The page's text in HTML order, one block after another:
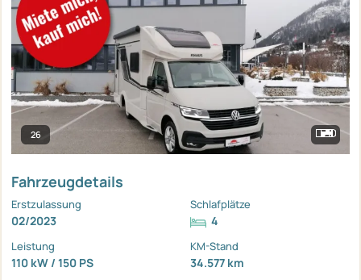
26
Fahrzeugdetails
Erstzulassung
02/2023
Schlafplätze
4
Leistung
110 kW / 150 PS
KM-Stand
34.577 km